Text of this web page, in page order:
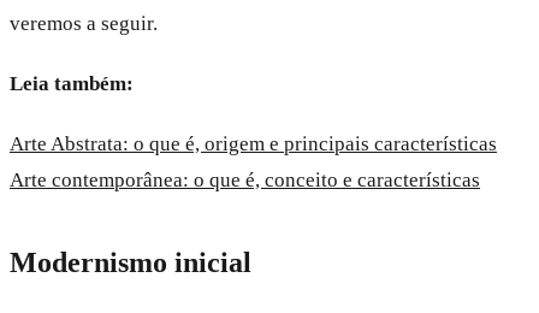
veremos a seguir.
Leia também:
Arte Abstrata: o que é, origem e principais características
Arte contemporânea: o que é, conceito e características
Modernismo inicial